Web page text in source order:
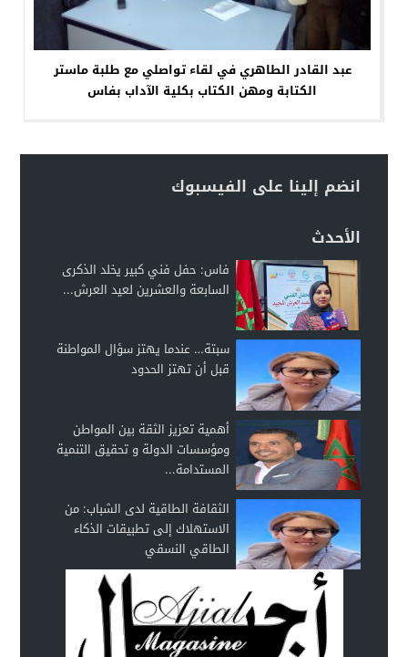
عبد القادر الطاهري في لقاء تواصلي مع طلبة ماستر
الكتابة ومهن الكتاب بكلية الآداب بفاس
انضم إلينا على الفيسبوك
الأحدث
فاس: حفل فني كبير يخلد الذكرى
السابعة والعشرين لعيد العرش...
سبتة… عندما يهتز سؤال المواطنة
قبل أن تهتز الحدود
أهمية تعزيز الثقة بين المواطن
ومؤسسات الدولة و تحقيق التنمية
المستدامة...
الثقافة الطاقية لدى الشباب: من
الاستهلاك إلى تطبيقات الذكاء
الطاقي النسقي